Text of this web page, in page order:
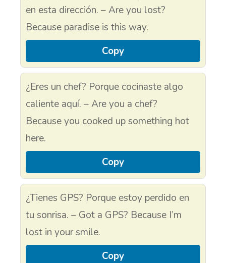
en esta dirección. – Are you lost?
Because paradise is this way.
Copy
¿Eres un chef? Porque cocinaste algo
caliente aquí. – Are you a chef?
Because you cooked up something hot
here.
Copy
¿Tienes GPS? Porque estoy perdido en
tu sonrisa. – Got a GPS? Because I’m
lost in your smile.
Copy